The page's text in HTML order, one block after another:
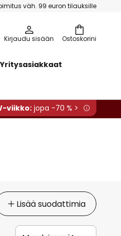
väh. 99 euron tilauksille
Ostoskorini
Kirjaudu sisään
Yritysasiakkaat
viikko: jopa -70 % >
Lisää suodattimia